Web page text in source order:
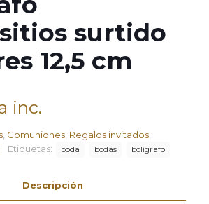
surtido
12,5 cm
inc.
, Comuniones, Regalos invitados,
Etiquetas: boda bodas bolígrafo
Descripción